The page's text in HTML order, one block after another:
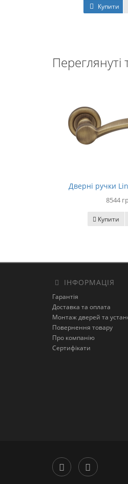
Купити
Переглянуті
Дверні ручки
8544
Купити
ІНФОРМАЦІЯ
Гарантія
Доставка та оплата
Монтаж дверей та
Повернення товару
Про компанію
Сертифікати